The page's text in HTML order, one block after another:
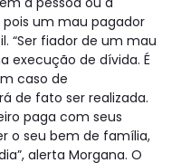
um mau pagador
“Ser fiador de um mau
execução de dívida. É
caso de
de fato ser realizada.
paga com seus
o seu bem de família,
alerta Morgana. O